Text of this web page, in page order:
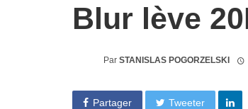
Blur lève
Par STANISLAS POGORZELSKI
Partager Tweeter